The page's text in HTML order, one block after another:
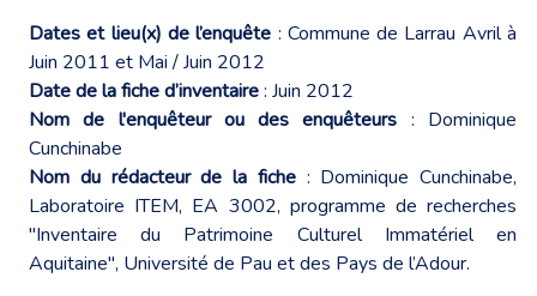
Dates et lieu(x) de l’enquête : Commune de Larrau Avril à
Juin 2011 et Mai / Juin 2012
Date de la fiche d’inventaire: Juin 2012
Nom de l'enquêteur ou des enquêteurs : Dominique
Cunchinabe
Nom du rédacteur de la fiche: Dominique Cunchinabe,
Laboratoire ITEM, EA 3002, programme de recherches
"Inventaire du Patrimoine Culturel Immatériel en
Aquitaine", Université de Pau et des Pays de l’Adour.